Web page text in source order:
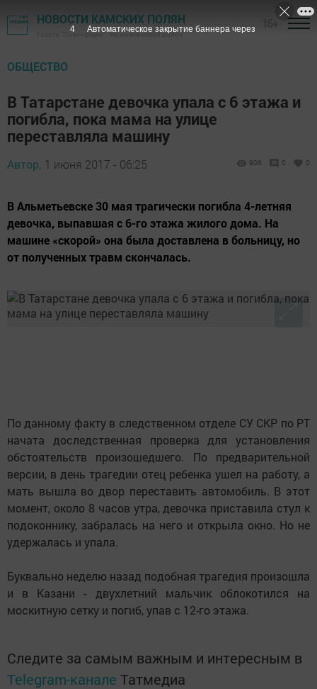
НОВОСТИ КАМСКИХ ПОЛЯН
Газета "Посинформ" - Нижнекамский район
ОБЩЕСТВО
В Татарстане девочка упала с 6 этажа и
погибла, пока мама на улице
переставляла машину
Автор, 1 июня 2017 - 06:25 906 0 0
В Альметьевске 30 мая трагически погибла 4-летняя
девочка, выпавшая с 6-го этажа жилого дома. На
машине «скорой» она была доставлена в больницу, но
от полученных травм скончалась.
По данному факту в следственном отделе СУ СКР по РТ
начата доследственная проверка для установления
обстоятельств произошедшего. По предварительной
версии, в день трагедии отец ребенка ушел на работу, а
мать вышла во двор переставить автомобиль. В этот
момент, около 8 часов утра, девочка приставила стул к
подоконнику, забралась на него и открыла окно. Но не
удержалась и упала.
Буквально неделю назад подобная трагедия произошла
и в Казани - двухлетний мальчик облокотился на
москитную сетку и погиб, упав с 12-го этажа.
Следите за самым важным и интересным в
Telegram-канале Татмедиа
3 Автоматическое закрытие баннера через